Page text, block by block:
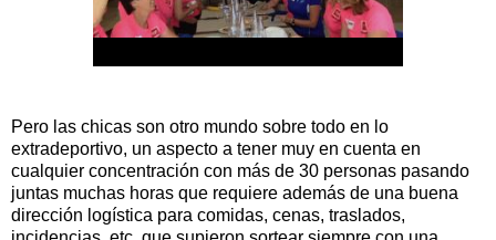
Pero las chicas son otro mundo sobre todo en lo
extradeportivo, un aspecto a tener muy en cuenta en
cualquier concentración con más de 30 personas pasando
juntas muchas horas que requiere además de una buena
dirección logística para comidas, cenas, traslados,